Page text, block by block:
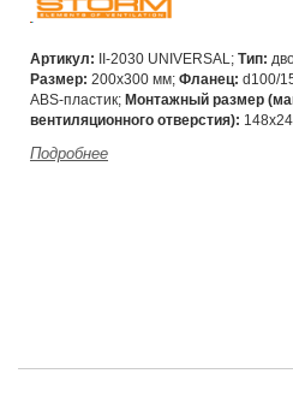
Артикул: II-2030 UNIVERSAL; Тип:
Размер: 200х300 мм; Фланец: d100/
ABS-пластик; Монтажный размер
вентиляционного отверстия):
Подробнее